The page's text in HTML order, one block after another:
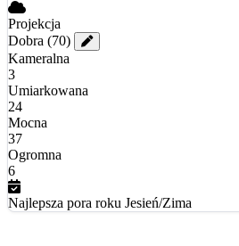
Projekcja
Dobra (70)
Kameralna
3
Umiarkowana
24
Mocna
37
Ogromna
6
Najlepsza pora roku Jesień/Zima